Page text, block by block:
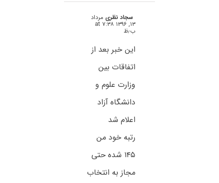
سجاد نظری مرداد
۱۳, ۱۳۹۶ at ۷:۳۸
ب٫ظ
این خبر بعد از
اتفاقات بین
وزارت علوم و
دانشگاه آزاد
اعلام شد
رتبه خود من
۱۴۵ شده حتی
مجاز به انتخاب